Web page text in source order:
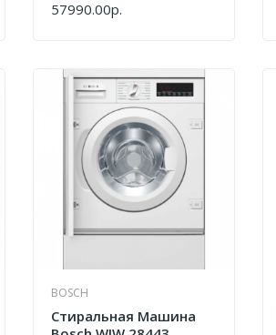
57990.00р.
КУПИТЬ
BOSCH
Стиральная Машина